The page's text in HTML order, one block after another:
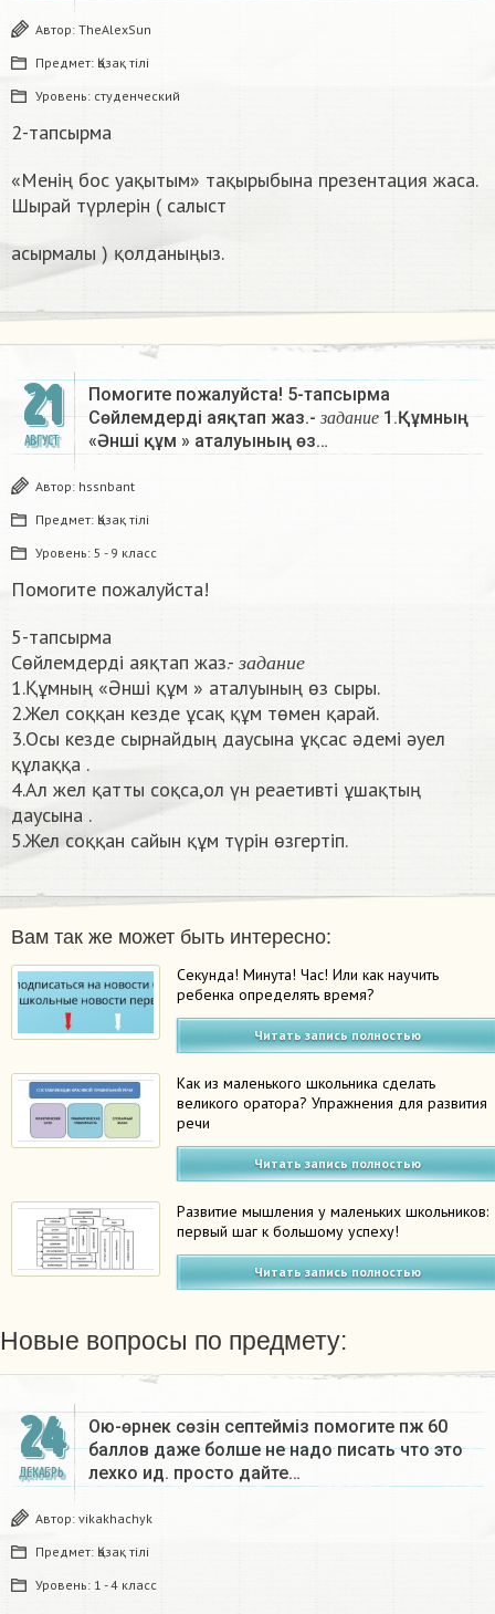
Автор: TheAlexSun
Предмет: Қазақ тiлi
Уровень: студенческий
2-тапсырма
«Менің бос уақытым» тақырыбына презентация жаса.
Шырай түрлерін ( салыст
асырмалы ) қолданыңыз.
21
АВГУСТ
Помогите пожалуйста! 5-тапсырма
Сөйлемдерді аяқтап жаз.- за д а н и е
ад а е
1.Құмның
«Әнші құм » аталуының өз…
Автор: hssnbant
Предмет: Қазақ тiлi
Уровень: 5 - 9 класс
Помогите пожалуйста!
5-тапсырма
Сөйлемдерді аяқтап жаз.-
з а д а н и е
д
1.Құмның «Әнші құм » аталуының өз сыры.
2.Жел соққан кезде ұсақ құм төмен қарай.
3.Осы кезде сырнайдың даусына ұқсас әдемі әуел
құлаққа .
4.Ал жел қатты соқса,ол үн реаетивті ұшақтың
даусына .
5.Жел соққан сайын құм түрін өзгертіп.​
Вам так же может быть интересно:
Секунда! Минута! Час! Или как научить
ребенка определять время?
Читать запись полностью
Как из маленького школьника сделать
великого оратора? Упражнения для развития
речи
Читать запись полностью
Развитие мышления у маленьких школьников:
первый шаг к большому успеху!
Читать запись полностью
Новые вопросы по предмету:
24
ДЕКАБРЬ
Ою-өрнек сөзін септеймiз помогите пж 60
баллов даже болше не надо писать что это
лехко ид. просто дайте…
Автор: vikakhachyk
Предмет: Қазақ тiлi
Уровень: 1 - 4 класс